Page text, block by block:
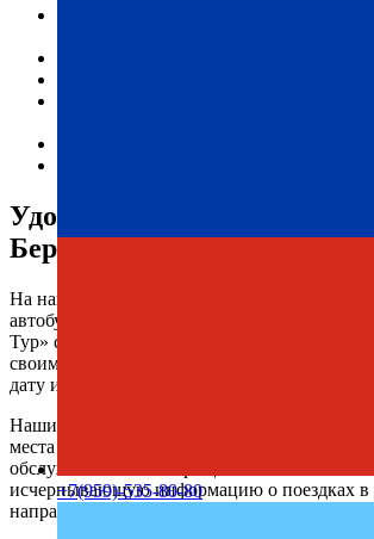
Удобное расписание
Бердянск — Саки
На нашем сайте всегда доступно актуальное
автобусов Бердянск — Саки с автовокзала.
Тур» стабильно предоставляет услуги
своим клиентам комфорт и надежность.
дату и отправляйтесь в путь.
Наши регулярные рейсы позволяют легко
места на любую дату. Пассажиры всегда
обслуживания и возвращаются к нам
исчерпывающую информацию о поездках в
направлении, чтобы не осталось лишних
+7(959)-535-80-80